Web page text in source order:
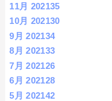
11月 202135
10月 202130
9月 202134
8月 202133
7月 202126
6月 202128
5月 202142